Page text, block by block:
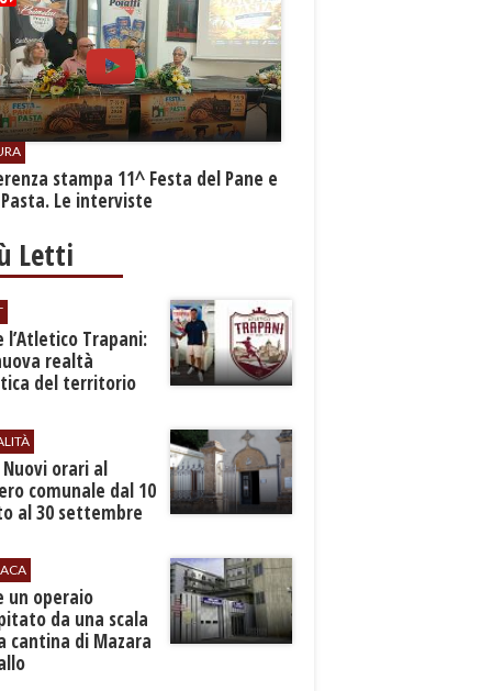
stampa 11^ Festa del Pane e
Le interviste
Letti
l’Atletico Trapani:
realtà
del territorio
Nuovi orari al
comunale dal 10
al 30 settembre
un operaio
da una scala
cantina di Mazara